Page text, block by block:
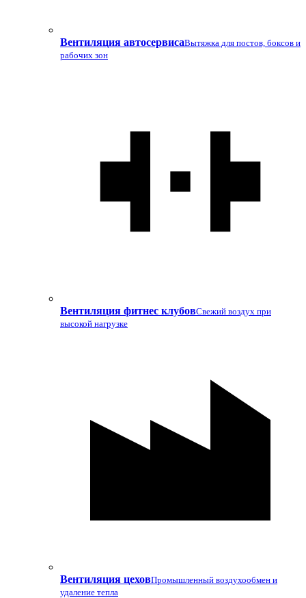
Вентиляция автосервисаВытяжка для постов, боксов и
рабочих зон
Вентиляция фитнес клубовСвежий воздух при
высокой нагрузке
Вентиляция цеховПромышленный воздухообмен и
удаление тепла